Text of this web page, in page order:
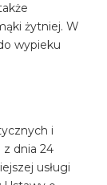
żytniej. W
wypieku
i
dnia 24
usługi